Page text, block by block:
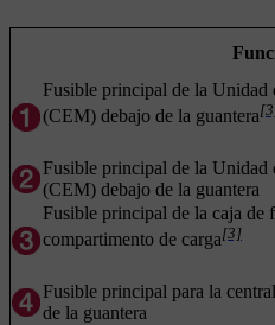
Fusible principal de la Unidad
(CEM) debajo de la guantera
Fusible principal de la Unidad
(CEM) debajo de la guantera
Fusible principal de la caja de
compartimento de carga[3]
Fusible principal para la
de la guantera